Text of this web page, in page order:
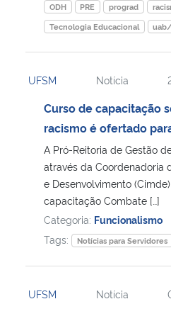
ODH
PRE prograd
Tecnologia Educacional
UFSM Notícia
Curso de capacitação
racismo é ofertado
A Pró-Reitoria de Gestão
através da Coordenadoria
e Desenvolvimento
capacitação Combate […]
Categoria: Funcionalismo
Tags:
Notícias para Servidores
UFSM Notícia